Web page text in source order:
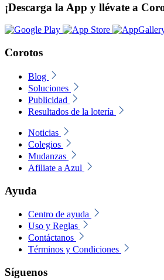
¡Descarga la App y llévate a
Corotos
Blog
Soluciones
Publicidad
Resultados de la lotería
Noticias
Colegios
Mudanzas
Afiliate a Azul
Ayuda
Centro de ayuda
Uso y Reglas
Contáctanos
Términos y Condiciones
Síguenos